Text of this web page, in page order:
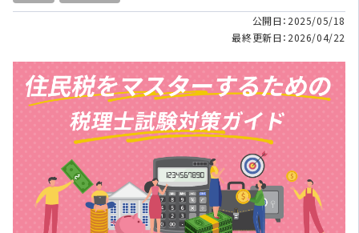
公開日：2025/05/18
最終更新日：2026/04/22